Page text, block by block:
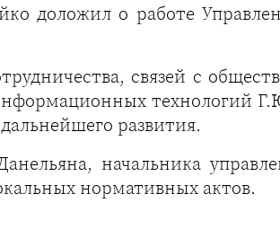
доложил о работе
связей с
технологий
развития.
начальника
нормативных актов.